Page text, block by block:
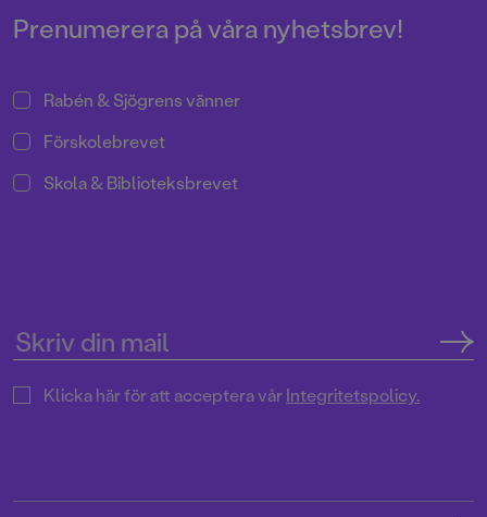
berättelse.
Prenumerera på våra nyhetsbrev!
Rabén & Sjögrens vänner
Förskolebrevet
Skola & Biblioteksbrevet
Klicka här för att acceptera vårIntegritetspolicy.